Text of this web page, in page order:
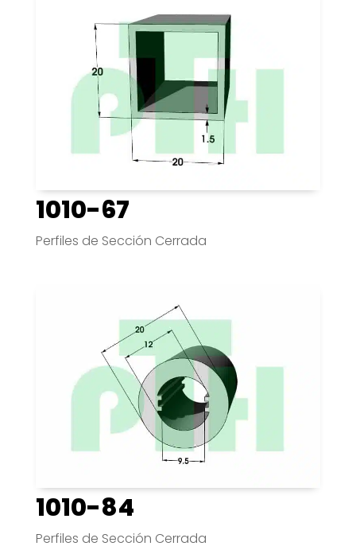
1010-67
Perfiles de Sección Cerrada
1010-84
Perfiles de Sección Cerrada